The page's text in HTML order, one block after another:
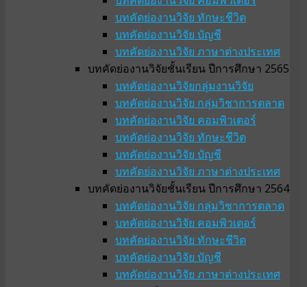
บทคัดย่องานวิจัย ทักษะชีวิต
บทคัดย่องานวิจัย บัญชี
บทคัดย่องานวิจัย ภาษาต่างประเทศ
บทคัดย่องานวิจัยชั้นเรียน ปีการศึกษา 2565
บทคัดย่องานวิจัยกลุ่มงานวิจัย
บทคัดย่องานวิจัย กลุ่มวิชาการตลาด
บทคัดย่องานวิจัย คอมพิวเตอร์
บทคัดย่องานวิจัย ทักษะชีวิต
บทคัดย่องานวิจัย บัญชี
บทคัดย่องานวิจัย ภาษาต่างประเทศ
บทคัดย่องานวิจัยชั้นเรียน ปีการศึกษา 2564
บทคัดย่องานวิจัย กลุ่มวิชาการตลาด
บทคัดย่องานวิจัย คอมพิวเตอร์
บทคัดย่องานวิจัย ทักษะชีวิต
บทคัดย่องานวิจัย บัญชี
บทคัดย่องานวิจัย ภาษาต่างประเทศ